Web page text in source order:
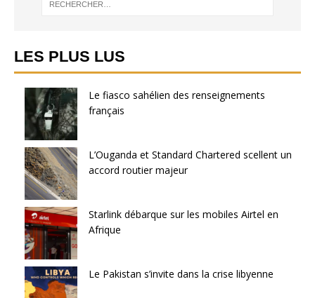
LES PLUS LUS
Le fiasco sahélien des renseignements
français
L’Ouganda et Standard Chartered scellent un
accord routier majeur
Starlink débarque sur les mobiles Airtel en
Afrique
Le Pakistan s’invite dans la crise libyenne